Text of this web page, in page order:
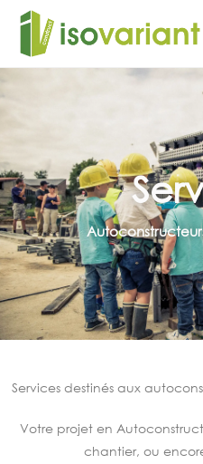
Services destinés aux
Votre projet en
chantier, ou